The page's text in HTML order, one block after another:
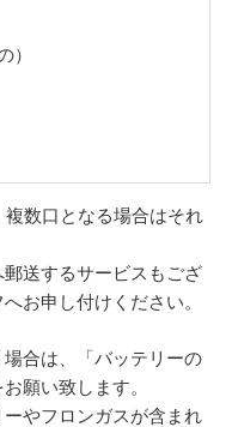
）
数口となる場合はそれ
送するサービスもござ
お申し付けください。
合は、「バッテリーの
願い致します。
やフロンガスが含まれ